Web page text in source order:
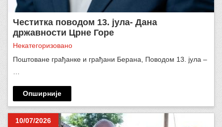
Честитка поводом 13. јула- Дана
државности Црне Горе
Некатегоризовано
Поштоване грађанке и грађани Берана, Поводом 13. јула –
…
Опширније
10/07/2026